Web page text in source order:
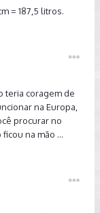
= 187,5 litros.
teria coragem de
na Europa,
procurar no
na mão ...